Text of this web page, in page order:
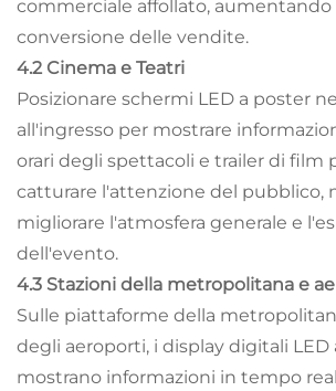
commerciale affollato, aumentando
conversione delle vendite.
4.2 Cinema e Teatri
Posizionare schermi LED a poster
all'ingresso per mostrare
orari degli spettacoli e trailer di film
catturare l'attenzione del pubblico,
migliorare l'atmosfera generale e
dell'evento.
4.3 Stazioni della metropolitana e
Sulle piattaforme della
degli aeroporti, i display digitali LED
mostrano informazioni in tempo